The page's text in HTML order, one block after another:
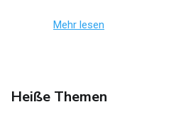
Mehr lesen
Heiße Themen